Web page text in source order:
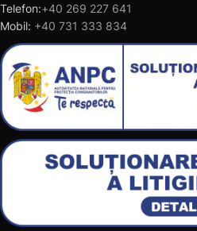
Telefon:+40 269 227 641
Mobil: +40 731 333 834